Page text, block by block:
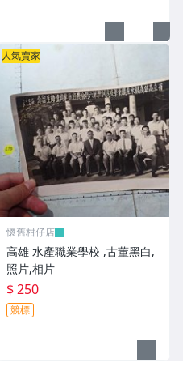
人氣賣家
懷舊柑仔店
高雄 水產職業學校 ,古董黑白,
照片,相片
$ 250
競標